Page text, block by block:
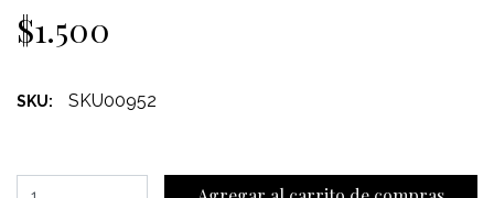
$1.500
SKU: SKU00952